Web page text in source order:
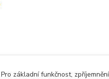
Pro základní funkčnost,